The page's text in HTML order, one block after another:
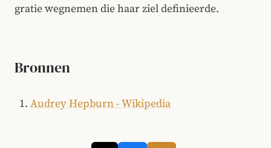
gratie wegnemen die haar ziel definieerde.
Bronnen
Audrey Hepburn - Wikipedia